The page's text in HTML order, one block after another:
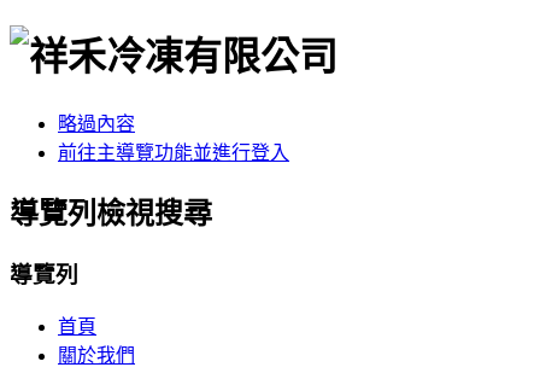
略過內容
前往主導覽功能並進行登入
導覽列檢視搜尋
導覽列
首頁
關於我們